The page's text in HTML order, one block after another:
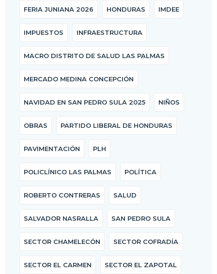
FERIA JUNIANA 2026 HONDURAS IMDEE
IMPUESTOS INFRAESTRUCTURA
MACRO DISTRITO DE SALUD LAS PALMAS
MERCADO MEDINA CONCEPCIÓN
NAVIDAD EN SAN PEDRO SULA 2025 NIÑOS
OBRAS PARTIDO LIBERAL DE HONDURAS
PAVIMENTACIÓN PLH
POLICLÍNICO LAS PALMAS POLÍTICA
ROBERTO CONTRERAS SALUD
SALVADOR NASRALLA SAN PEDRO SULA
SECTOR CHAMELECÓN SECTOR COFRADÍA
SECTOR EL CARMEN SECTOR EL ZAPOTAL